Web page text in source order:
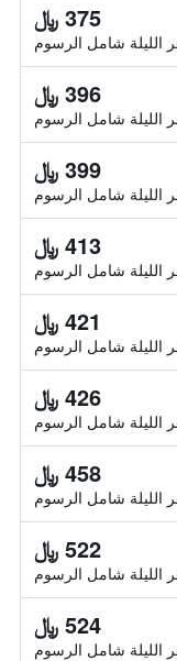
375 ﷼
الليلة شامل الرسوم
396 ﷼
الليلة شامل الرسوم
399 ﷼
الليلة شامل الرسوم
413 ﷼
الليلة شامل الرسوم
421 ﷼
الليلة شامل الرسوم
426 ﷼
الليلة شامل الرسوم
458 ﷼
الليلة شامل الرسوم
522 ﷼
الليلة شامل الرسوم
524 ﷼
الليلة شامل الرسوم